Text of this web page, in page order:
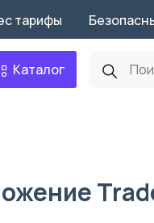
тарифы
Каталог